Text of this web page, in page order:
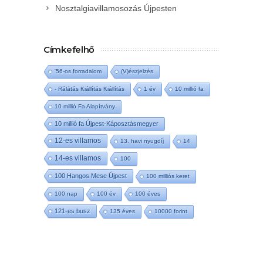
Nosztalgiavillamosozás Újpesten
Címkefelhő
'56-os forradalom (V)észjelzés
- Rálátás Kiállítás Kiállítás 1 év 10 millió fa
10 millió Fa Alapítvány
10 millió fa Újpest-Káposztásmegyer
12-es villamos 13. havi nyugdíj 14
14-es villamos 100
100 Hangos Mese Újpest 100 milliós keret
100 nap 100 év 100 éves
121-es busz 135 éves 10000 forint